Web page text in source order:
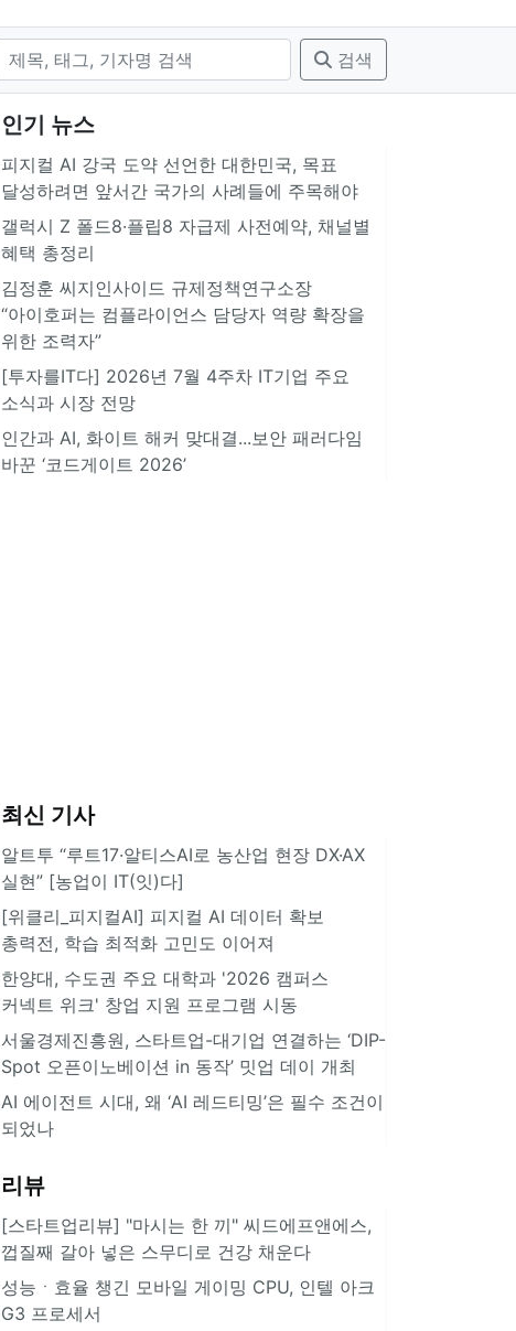
검색
인기 뉴스
피지컬 AI 강국 도약 선언한 대한민국, 목표
달성하려면 앞서간 국가의 사례들에 주목해야
갤럭시 Z 폴드8·플립8 자급제 사전예약, 채널별
혜택 총정리
김정훈 씨지인사이드 규제정책연구소장
“아이호퍼는 컴플라이언스 담당자 역량 확장을
위한 조력자”
[투자를IT다] 2026년 7월 4주차 IT기업 주요
소식과 시장 전망
인간과 AI, 화이트 해커 맞대결...보안 패러다임
바꾼 ‘코드게이트 2026’
최신 기사
알트투 “루트17·알티스AI로 농산업 현장 DX·AX
실현” [농업이 IT(잇)다]
[위클리_피지컬AI] 피지컬 AI 데이터 확보
총력전, 학습 최적화 고민도 이어져
한양대, 수도권 주요 대학과 '2026 캠퍼스
커넥트 위크' 창업 지원 프로그램 시동
서울경제진흥원, 스타트업-대기업 연결하는 ‘DIP-
Spot 오픈이노베이션 in 동작’ 밋업 데이 개최
AI 에이전트 시대, 왜 ‘AI 레드티밍’은 필수 조건이
되었나
리뷰
[스타트업리뷰] "마시는 한 끼" 씨드에프앤에스,
껍질째 갈아 넣은 스무디로 건강 채운다
성능ㆍ효율 챙긴 모바일 게이밍 CPU, 인텔 아크
G3 프로세서